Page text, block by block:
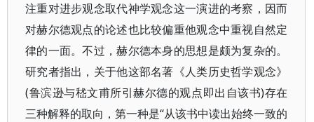
注重对进步观念取代神学观念这一演进的考察，因而
对赫尔德观点的论述也比较偏重他观念中重视自然定
律的一面。不过，赫尔德本身的思想是颇为复杂的。
研究者指出，关于他这部名著《人类历史哲学观念》
(鲁滨逊与嵇文甫所引赫尔德的观点即出自该书)存在
三种解释的取向，第一种是“从该书中读出始终一致的